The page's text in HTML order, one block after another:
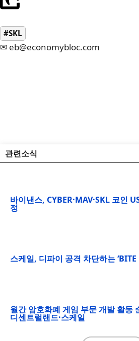
#SKL
✉ eb@economybloc.com
관련소식
바이낸스, CYBER·MAV·SKL 코인
정
스케일, 디파이 공격 차단하는 ‘BITE
월간 암호화폐 게임 부문 개발 활동
디센트럴랜드·스케일